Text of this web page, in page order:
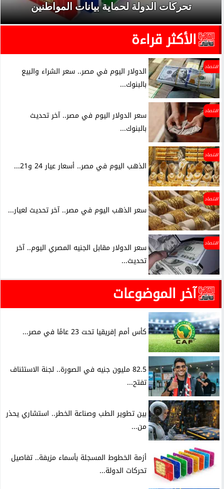
تحركات الدولة لحماية بيانات المواطنين
الأكثر قراءة
اقتصاد
الدولار اليوم في مصر.. سعر الشراء والبيع
بالبنوك...
اقتصاد
سعر الدولار اليوم في مصر.. آخر تحديث
بالبنوك...
اقتصاد
الذهب اليوم في مصر.. أسعار عيار 24 و21...
اقتصاد
سعر الذهب اليوم في مصر.. آخر تحديث لعيار...
اقتصاد
سعر الدولار مقابل الجنيه المصري اليوم.. آخر
تحديث...
آخر الموضوعات
كأس أمم إفريقيا تحت 23 عامًا في مصر...
82.5 مليون جنيه في الصورة.. لجنة الاستئناف
تفتح...
بين تطوير الطب وصناعة الخطر.. استشاري يحذر
من...
أزمة الخطوط المسجلة بأسماء مزيفة.. تفاصيل
تحركات الدولة...